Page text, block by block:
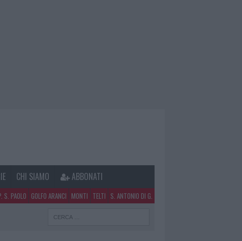
CHI SIAMO ABBONATI
S. PAOLO GOLFO ARANCI MONTI TELTI S. ANTONIO DI G.